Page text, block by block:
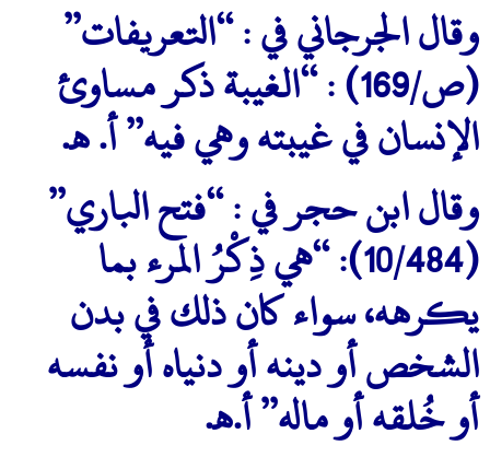
وقال الجرجاني في : “التعريفات”
(ص/169) : “الغيبة ذكر مساوئ
الإنسان في غيبته وهي فيه” أ. هـ.
وقال ابن حجر في : “فتح الباري”
(10/484): “هي ذِكْرُ المرء بما
يكرهه، سواء كان ذلك في بدن
الشخص أو دينه أو دنياه أو نفسه
أو خُلقه أو ماله” أ.هـ.